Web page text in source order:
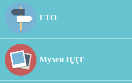
ГТО
Музеи ЦДТ